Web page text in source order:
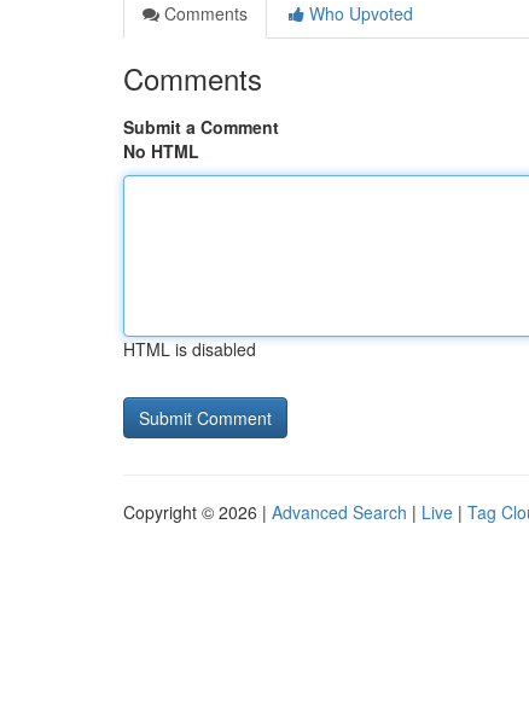
Comments
Who Upvoted
Comments
Submit a Comment
No HTML
HTML is disabled
Copyright © 2026 | Advanced Search | Live | Tag